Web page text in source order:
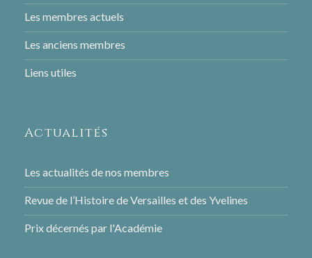
Les membres actuels
Les anciens membres
Liens utiles
Actualités
Les actualités de nos membres
Revue de l’Histoire de Versailles et des Yvelines
Prix décernés par l'Académie